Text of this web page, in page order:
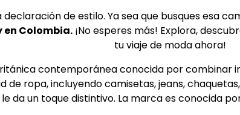
declaración de estilo. Ya sea que busques esa
en Colombia. ¡No esperes más! Explora,
tu viaje de moda ahora!
contemporánea conocida por combinar
ropa, incluyendo camisetas, jeans,
da un toque distintivo. La marca es conocida